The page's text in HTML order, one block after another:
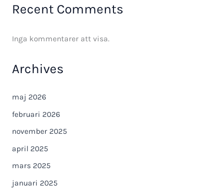
Recent Comments
Inga kommentarer att visa.
Archives
maj 2026
februari 2026
november 2025
april 2025
mars 2025
januari 2025